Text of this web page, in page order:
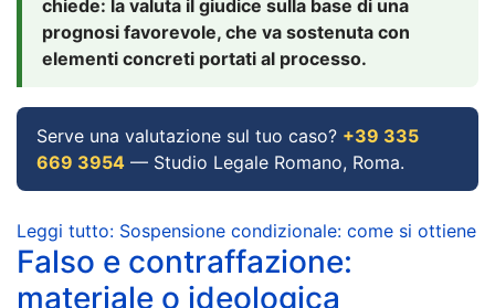
chiede: la valuta il giudice sulla base di una
prognosi favorevole, che va sostenuta con
elementi concreti portati al processo.
Serve una valutazione sul tuo caso? +39 335
669 3954 — Studio Legale Romano, Roma.
Leggi tutto: Sospensione condizionale: come si ottiene
Falso e contraffazione:
materiale o ideologica